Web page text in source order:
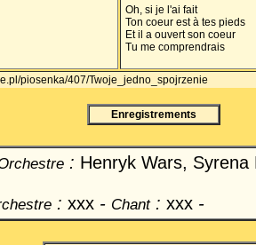
Oh, si je l'ai fait
Ton coeur est à tes pieds
Et il a ouvert son coeur
Tu me comprendrais
piosenka/407/Twoje_jedno_spojrzenie
Enregistrements
: Henryk Wars, Syrena
: xxx - Chant: xxx -